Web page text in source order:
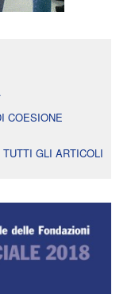
COESIONE
TUTTI GLI ARTICOLI